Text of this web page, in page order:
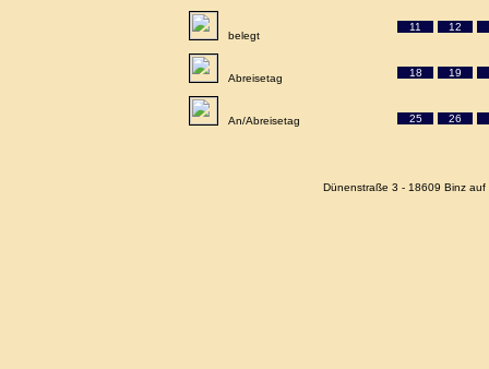
belegt
Abreisetag
An/Abreisetag
11 12
18 19
25 26
Dünenstraße 3 - 18609 Binz